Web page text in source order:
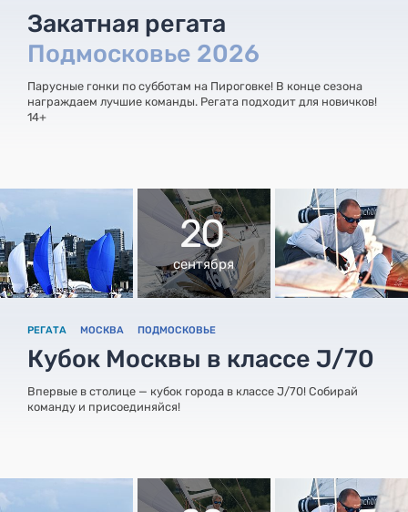
Закатная регата
Подмосковье 2026
Парусные гонки по субботам на Пироговке! В конце сезона
награждаем лучшие команды. Регата подходит для новичков!
14+
20
сентября
РЕГАТА МОСКВА ПОДМОСКОВЬЕ
Кубок Москвы в классе J/70
Впервые в столице — кубок города в классе J/70! Собирай
команду и присоединяйся!